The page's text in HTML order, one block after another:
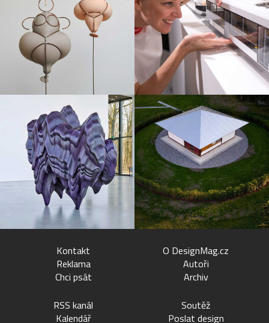
Kontakt
Reklama
Chci psát
O DesignMag.cz
Autoři
Archiv
RSS kanál
Kalendář
Soutěž
Poslat design